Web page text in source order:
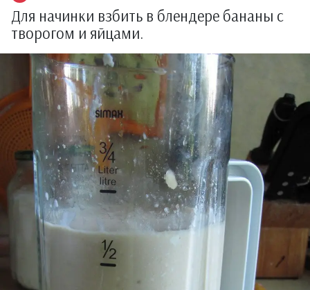
Для начинки взбить в блендере бананы с
творогом и яйцами.